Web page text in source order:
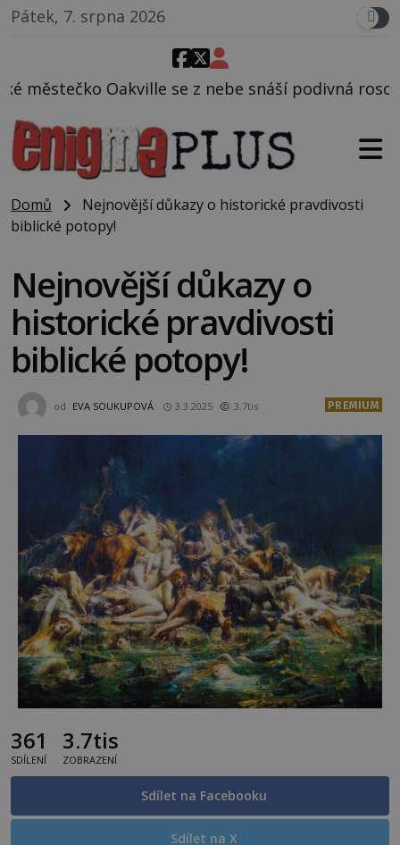
Pátek, 7. srpna 2026
z nebe snáší podivná rosolovitá látka
Domů
Nejnovější důkazy o historické pravdivosti
biblické potopy!
Nejnovější důkazy o
historické pravdivosti
biblické potopy!
od EVA SOUKUPOVÁ 3.3.2025 3.7tis PREMIUM
361
SDÍLENÍ
3.7tis
ZOBRAZENÍ
Sdílet na Facebooku
Sdílet na X